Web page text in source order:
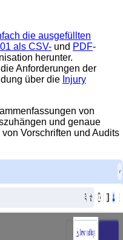
die ausgefüllten
als CSV- und PDF-
herunter.
Anforderungen der
über die Injury
von
und genaue
Vorschriften und Audits